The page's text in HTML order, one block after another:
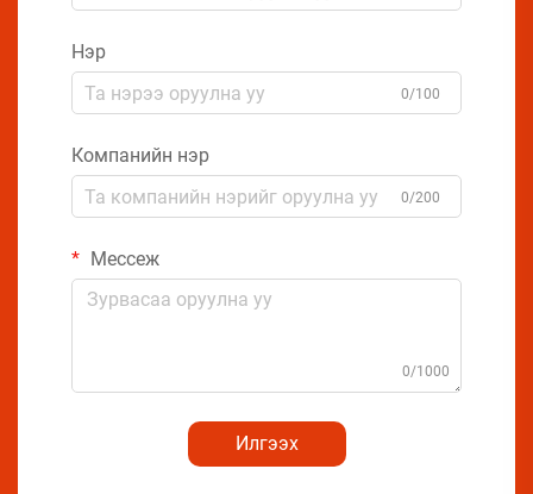
Нэр
0/100
Компанийн нэр
0/200
Мессеж
0/1000
Илгээх